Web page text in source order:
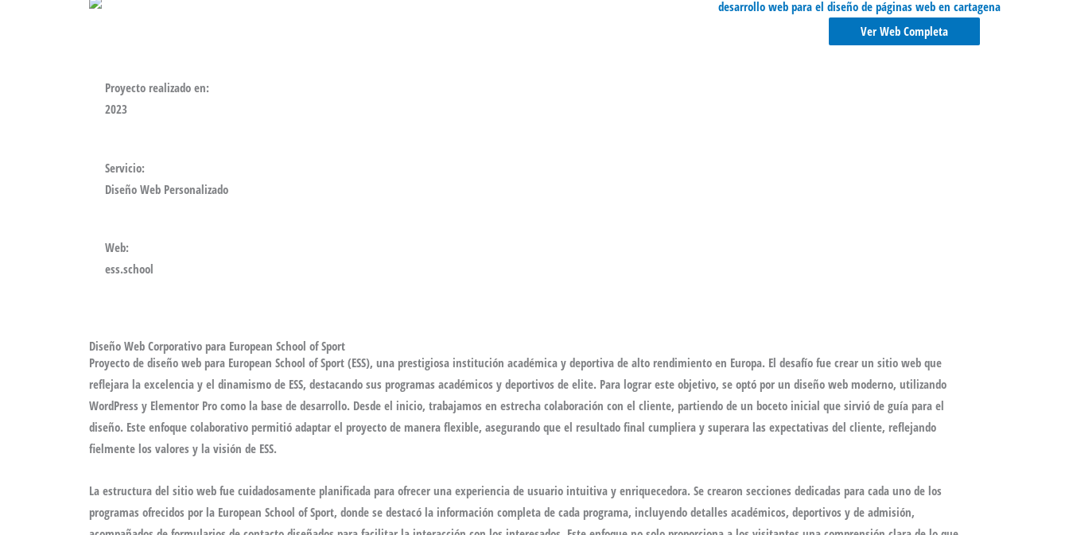
Ver Web Completa
Proyecto realizado en:
2023
Servicio:
Diseño Web Personalizado
Web:
ess.school
Diseño Web Corporativo para European School of Sport
Proyecto de diseño web para European School of Sport (ESS), una prestigiosa institución académica y deportiva de alto rendimiento en Europa. El desafío fue crear un sitio web que
reflejara la excelencia y el dinamismo de ESS, destacando sus programas académicos y deportivos de elite. Para lograr este objetivo, se optó por un diseño web moderno, utilizando
WordPress y Elementor Pro como la base de desarrollo. Desde el inicio, trabajamos en estrecha colaboración con el cliente, partiendo de un boceto inicial que sirvió de guía para el
diseño. Este enfoque colaborativo permitió adaptar el proyecto de manera flexible, asegurando que el resultado final cumpliera y superara las expectativas del cliente, reflejando
fielmente los valores y la visión de ESS.
La estructura del sitio web fue cuidadosamente planificada para ofrecer una experiencia de usuario intuitiva y enriquecedora. Se crearon secciones dedicadas para cada uno de los
programas ofrecidos por la European School of Sport, donde se destacó la información completa de cada programa, incluyendo detalles académicos, deportivos y de admisión,